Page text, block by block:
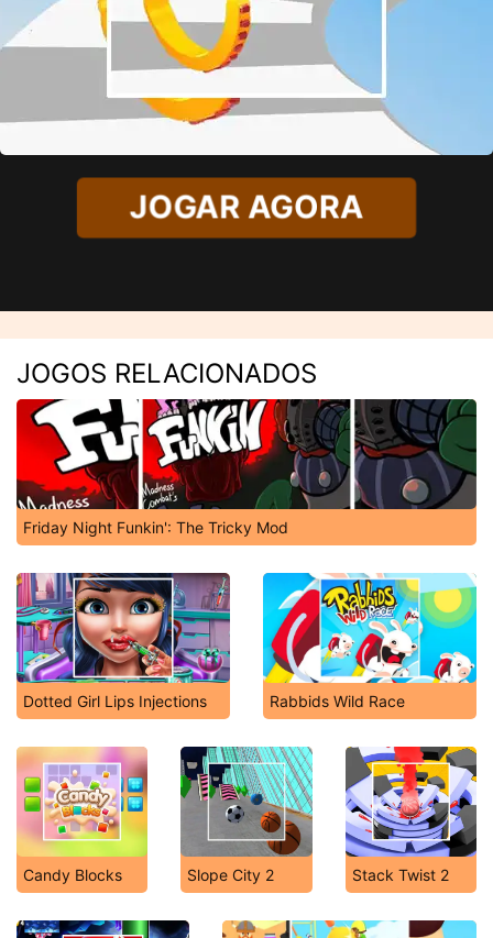
JOGAR AGORA
JOGOS RELACIONADOS
Friday Night Funkin': The Tricky Mod
Dotted Girl Lips Injections Rabbids Wild Race
Candy Blocks Slope City 2 Stack Twist 2